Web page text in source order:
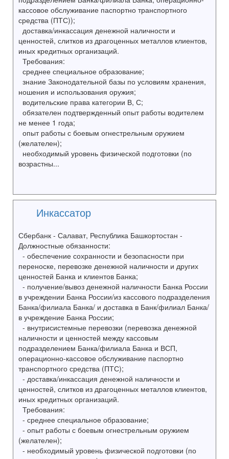
кассовое обслуживание паспортно транспортного
средства (ПТС));
доставка/инкассация денежной наличности и
ценностей, слитков из драгоценных металлов клиентов,
иных кредитных организаций.
Требования:
среднее специальное образование;
знание Законодательной базы по условиям хранения,
ношения и использования оружия;
водительские права категории В, С;
обязателен подтвержденный опыт работы водителем
не менее 1 года;
опыт работы с боевым огнестрельным оружием
(желателен);
необходимый уровень физической подготовки (по
возрастны...
Инкассатор
Сбербанк - Салават, Республика Башкортостан -
Должностные обязанности:
- обеспечение сохранности и безопасности при
переноске, перевозке денежной наличности и других
ценностей Банка и клиентов Банка;
- получение/вывоз денежной наличности Банка России
в учреждении Банка России/из кассового подразделения
Банка/филиала Банка/ и доставка в Банк/филиал Банка/
в учреждение Банка России;
- внутрисистемные перевозки (перевозка денежной
наличности и ценностей между кассовым
подразделением Банка/филиала Банка и ВСП,
операционно-кассовое обслуживание паспортно
транспортного средства (ПТС);
- доставка/инкассация денежной наличности и
ценностей, слитков из драгоценных металлов клиентов,
иных кредитных организаций.
Требования:
- среднее специальное образование;
- опыт работы с боевым огнестрельным оружием
(желателен);
- необходимый уровень физической подготовки (по